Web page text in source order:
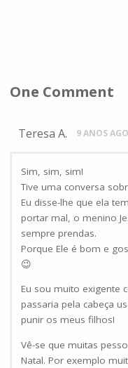
One Comment
Teresa A. 9 ANOS AGO
Sim, sim, sim!
Tive uma conversa
Eu disse-lhe que ela
portar mal, o menino
sempre prendas.
Porque Ele é bom e
😉
Eu sou muito exigente
passaria pela cabeça
punir os meus filhos!
Vê-se que muitas
Natal. Por exemplo